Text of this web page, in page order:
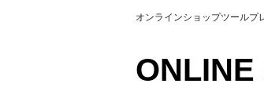
オンラインショップツール
ONLINE